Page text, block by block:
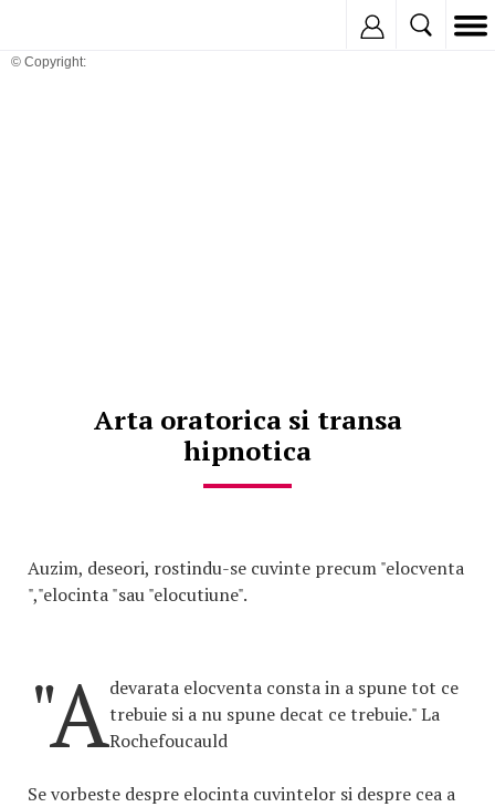
© Copyright:
Arta oratorica si transa
hipnotica
Auzim, deseori, rostindu-se cuvinte precum "elocventa
","elocinta "sau "elocutiune".
"Adevarata elocventa consta in a spune tot ce
trebuie si a nu spune decat ce trebuie." La
Rochefoucauld
Se vorbeste despre elocinta cuvintelor si despre cea a